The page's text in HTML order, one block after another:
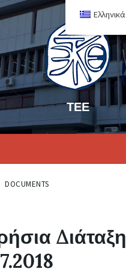
ΤΕΕ
DOCUMENTS
Διάταξη
Ελληνικά